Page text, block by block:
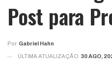
Post para
Por Gabriel Hahn
ÚLTIMA ATUALIZAÇÃO 30 AGO,